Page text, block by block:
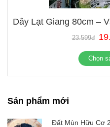
Dây Lạt Giang 80cm –
23.599đ
Chọn
Sản phẩm mới
Đất Mùn Hữu Cơ